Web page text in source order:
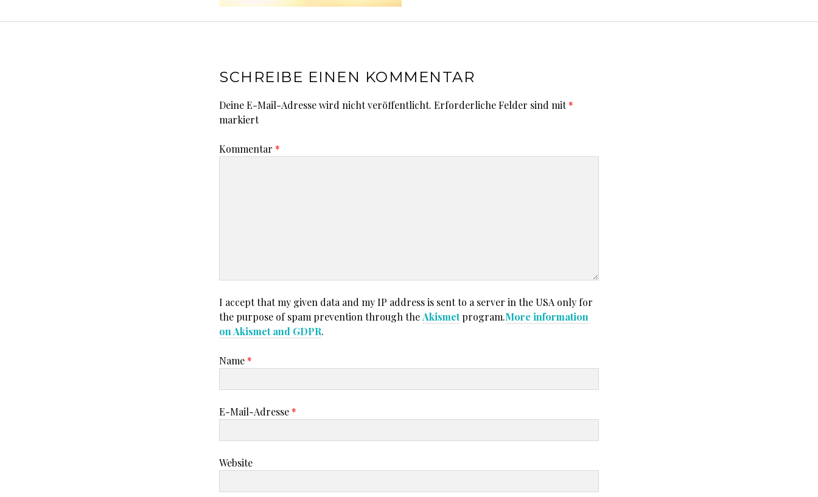
SCHREIBE EINEN KOMMENTAR
Deine E-Mail-Adresse wird nicht veröffentlicht. Erforderliche Felder sind mit*
markiert
Kommentar *
I accept that my given data and my IP address is sent to a server in the USA only for
the purpose of spam prevention through theAkismetprogram.More information
on Akismet and GDPR.
Name *
E-Mail-Adresse *
Website